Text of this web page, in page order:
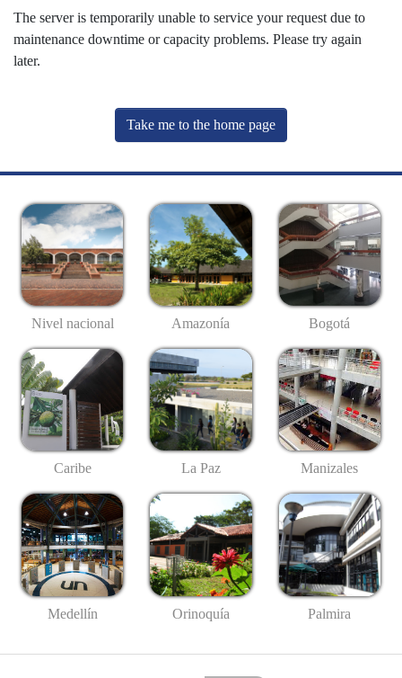
The server is temporarily unable to service your request due to
maintenance downtime or capacity problems. Please try again
later.
Take me to the home page
Nivel nacional Amazonía Bogotá
Caribe La Paz Manizales
Medellín Orinoquía Palmira